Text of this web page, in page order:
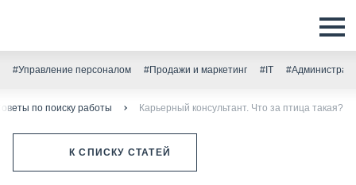
#Управление персоналом #Продажи и маркетинг #IT
по поиску работы Карьерный консультант. Что за птица такая?
К СПИСКУ СТАТЕЙ